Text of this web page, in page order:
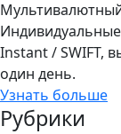
Индивидуальные
Instant / SWIFT,
один день.
Узнать больше
Рубрики